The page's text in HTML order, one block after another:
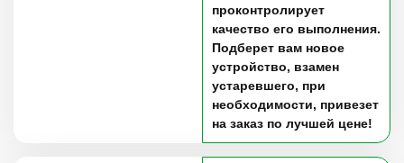
проконтролирует
качество его выполнения.
Подберет вам новое
устройство, взамен
устаревшего, при
необходимости, привезет
на заказ по лучшей цене!